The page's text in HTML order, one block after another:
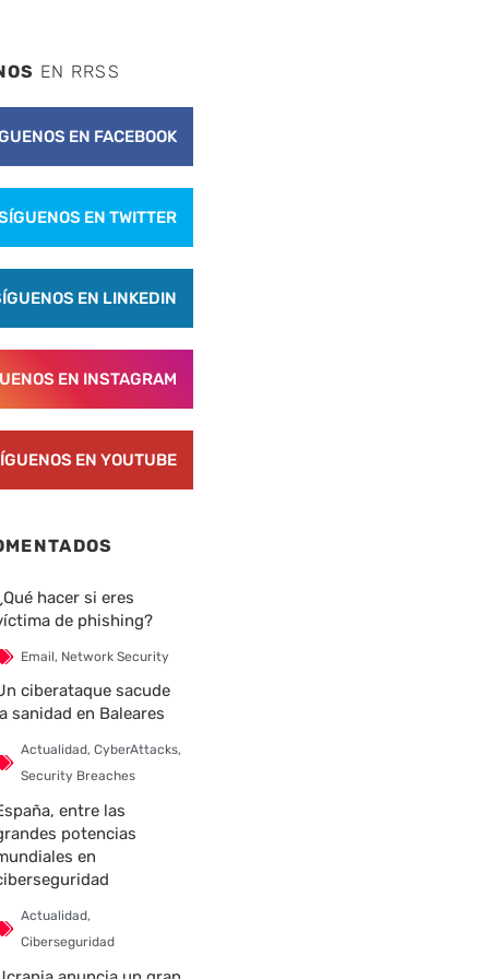
EN RRSS
EN FACEBOOK
EN TWITTER
EN LINKEDIN
EN INSTAGRAM
EN YOUTUBE
hacer si eres
de phishing?
Email, Network Security
ciberataque sacude
sanidad en Baleares
Actualidad, CyberAttacks,
Security Breaches
entre las
potencias
en
Actualidad,
Ciberseguridad